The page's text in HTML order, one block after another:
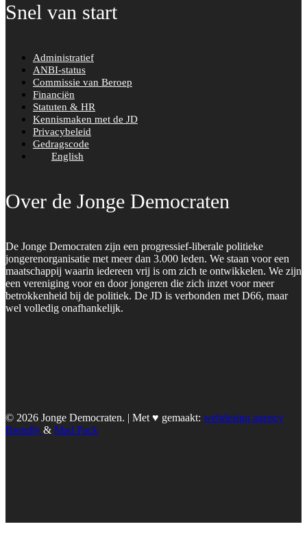
Snel van start
Administratief
ANBI-status
Commissie van Beroep
Financiën
Statuten & HR
Kennismaken met de JD
Privacybeleid
Gedragscode
English
Over de Jonge Democraten
De Jonge Democraten zijn een progressief-liberale politieke
jongerenorganisatie met meer dan 3.000 leden. We staan voor een
maatschappij waarin iedereen vrij is om zich te ontwikkelen. We zijn
een vereniging voor en door jongeren die zich inzet voor meer
betrokkenheid bij de politiek. De JD is verbonden met D66, maar
wel volledig onafhankelijk.
© 2026 Jonge Democraten. | Met ♥︎ gemaakt: webdesign agency
Brendly & Mad Pack